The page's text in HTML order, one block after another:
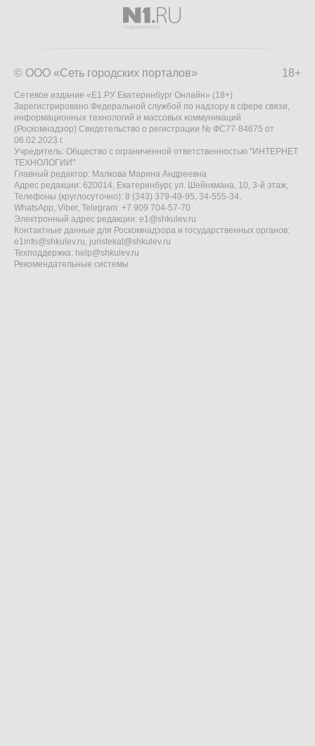
18+
© ООО «Сеть городских порталов»
Сетевое издание «Е1.РУ Екатеринбург Онлайн» (18+)
Зарегистрировано Федеральной службой по надзору в сфере связи,
информационных технологий и массовых коммуникаций
(Роскомнадзор) Свидетельство о регистрации № ФС77-84675 от
06.02.2023 г.
Учредитель: Общество с ограниченной ответственностью "ИНТЕРНЕТ
ТЕХНОЛОГИИ"
Главный редактор: Малкова Марина Андреевна
Адрес редакции: 620014, Екатеринбург, ул. Шейнкмана, 10, 3-й этаж,
Телефоны (круглосуточно): 8 (343) 379-49-95, 34-555-34,
WhatsApp, Viber, Telegram: +7 909 704-57-70
Электронный адрес редакции: e1@shkulev.ru
Контактные данные для Роскомнадзора и государственных органов:
e1info@shkulev.ru, juristekat@shkulev.ru
Техподдержка: help@shkulev.ru
Рекомендательные системы